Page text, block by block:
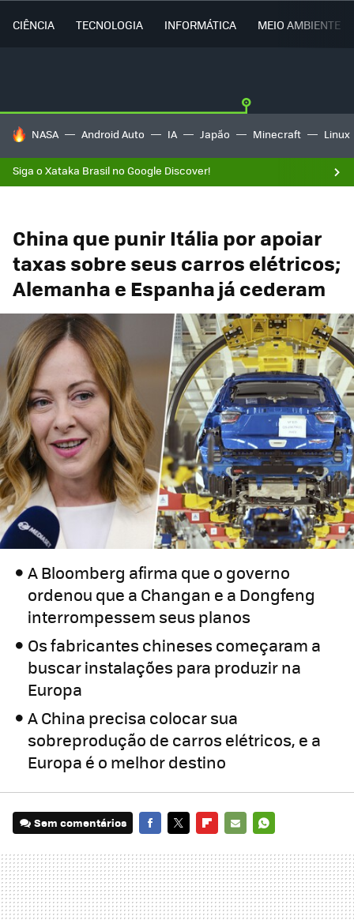
CIÊNCIA TECNOLOGIA INFORMÁTICA MEIO AMBIENTE
TENDÊNCIAS DO DIA
NASA Android Auto IA Japão Minecraft Linux
Siga o Xataka Brasil no Google Discover!
China que punir Itália por apoiar
taxas sobre seus carros elétricos;
Alemanha e Espanha já cederam
A Bloomberg afirma que o governo
ordenou que a Changan e a Dongfeng
interrompessem seus planos
Os fabricantes chineses começaram a
buscar instalações para produzir na
Europa
A China precisa colocar sua
sobreprodução de carros elétricos, e a
Europa é o melhor destino
Sem comentários
MAIL